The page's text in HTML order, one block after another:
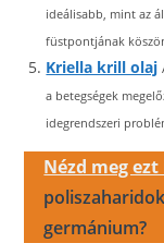
ideálisabb, mint az
füstpontjának
Kriella krill olaj
a betegségek
idegrendszeri
Nézd meg ezt
germánium?